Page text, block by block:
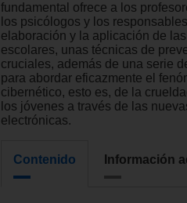
fundamental ofrece a los
los psicólogos y los
elaboración y la aplicación de
escolares, unas técnicas de
cruciales, además de una serie
para abordar eficazmente el
cibernético, esto es, de la
los jóvenes a través de las
electrónicas.
Contenido Información